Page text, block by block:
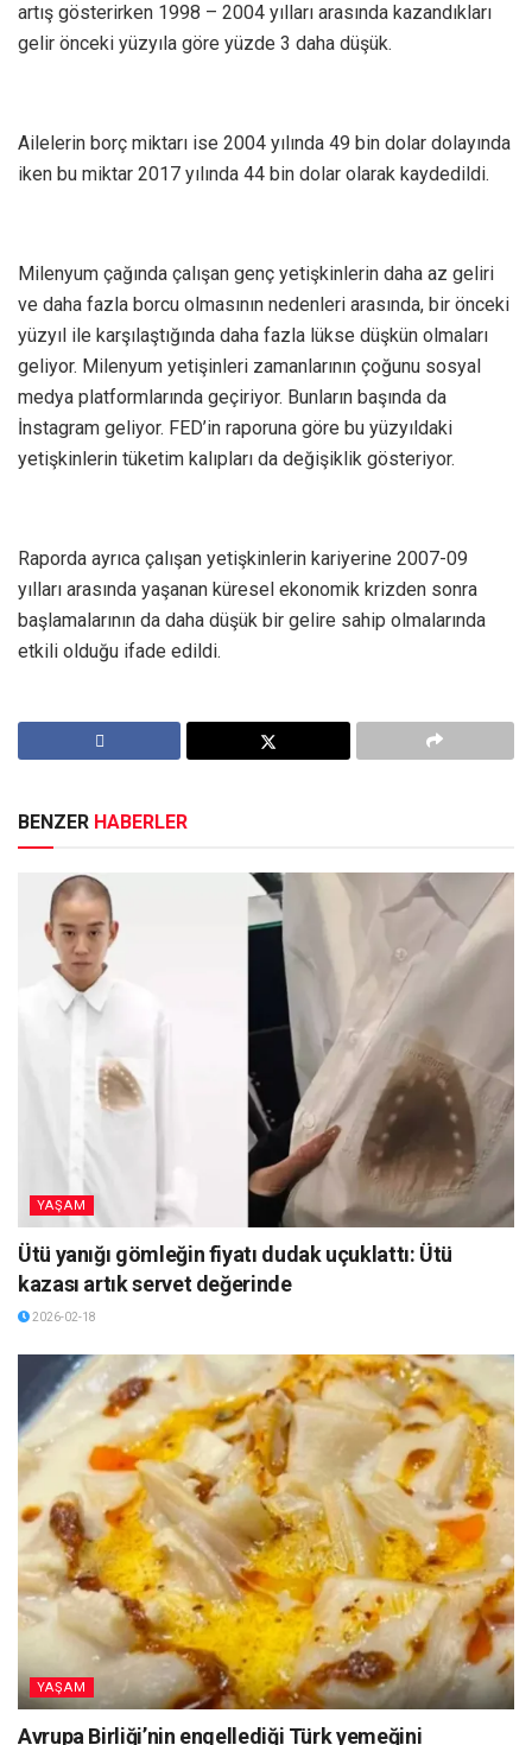
artış gösterirken 1998 – 2004 yılları arasında kazandıkları
gelir önceki yüzyıla göre yüzde 3 daha düşük.
Ailelerin borç miktarı ise 2004 yılında 49 bin dolar dolayında
iken bu miktar 2017 yılında 44 bin dolar olarak kaydedildi.
Milenyum çağında çalışan genç yetişkinlerin daha az geliri
ve daha fazla borcu olmasının nedenleri arasında, bir önceki
yüzyıl ile karşılaştığında daha fazla lükse düşkün olmaları
geliyor. Milenyum yetişinleri zamanlarının çoğunu sosyal
medya platformlarında geçiriyor. Bunların başında da
İnstagram geliyor. FED’in raporuna göre bu yüzyıldaki
yetişkinlerin tüketim kalıpları da değişiklik gösteriyor.
Raporda ayrıca çalışan yetişkinlerin kariyerine 2007-09
yılları arasında yaşanan küresel ekonomik krizden sonra
başlamalarının da daha düşük bir gelire sahip olmalarında
etkili olduğu ifade edildi.
BENZER HABERLER
YAŞAM
Ütü yanığı gömleğin fiyatı dudak uçuklattı: Ütü
kazası artık servet değerinde
2026-02-18
YAŞAM
Avrupa Birliği’nin engellediği Türk yemeğini